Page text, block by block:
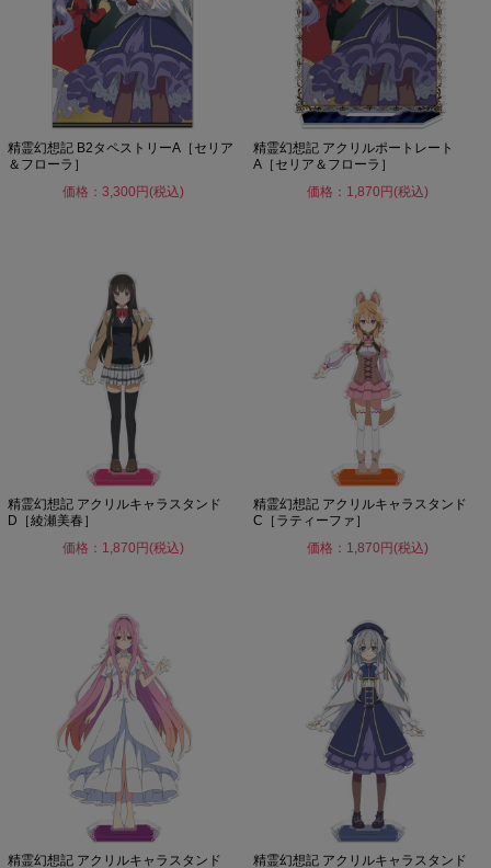
精霊幻想記 B2タペストリーA［セリア
＆フローラ］
価格：3,300円(税込)
精霊幻想記 アクリルポートレート
A［セリア＆フローラ］
価格：1,870円(税込)
精霊幻想記 アクリルキャラスタンド
D［綾瀬美春］
価格：1,870円(税込)
精霊幻想記 アクリルキャラスタンド
C［ラティーファ］
価格：1,870円(税込)
精霊幻想記 アクリルキャラスタンド 精霊幻想記 アクリルキャラスタンド